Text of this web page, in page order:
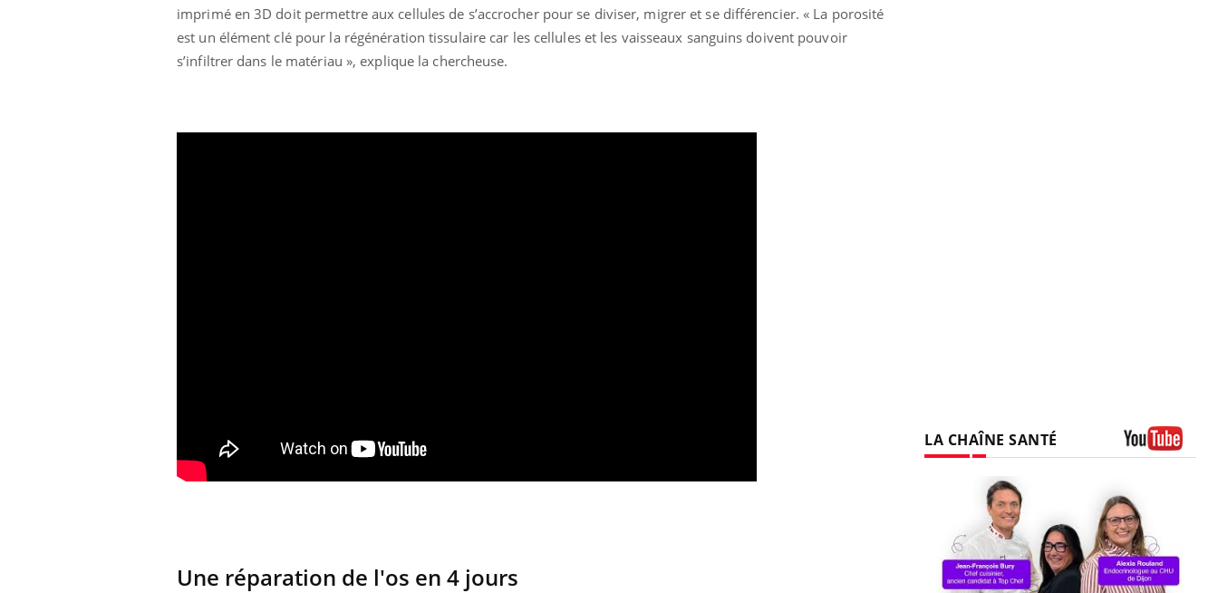
imprimé en 3D doit permettre aux cellules de s’accrocher pour se diviser, migrer et se différencier. « La porosité
est un élément clé pour la régénération tissulaire car les cellules et les vaisseaux sanguins doivent pouvoir
s’infiltrer dans le matériau », explique la chercheuse.
Une réparation de l'os en 4 jours
LA CHAÎNE SANTÉ